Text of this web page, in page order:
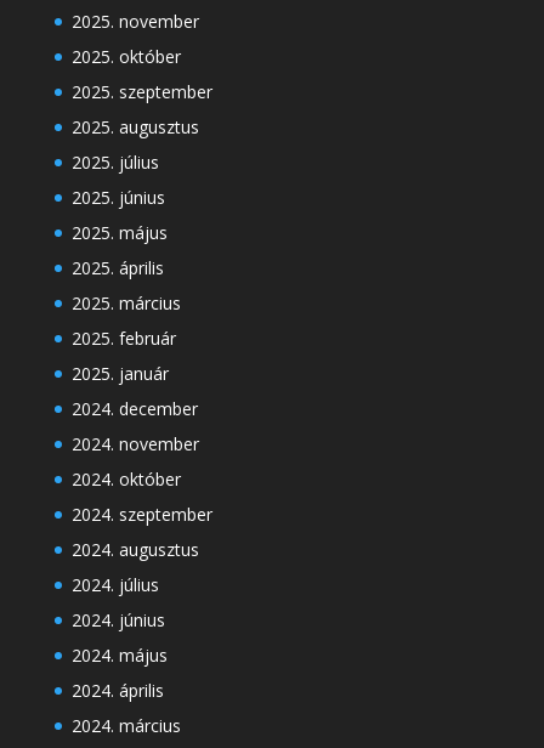
2025. november
2025. október
2025. szeptember
2025. augusztus
2025. július
2025. június
2025. május
2025. április
2025. március
2025. február
2025. január
2024. december
2024. november
2024. október
2024. szeptember
2024. augusztus
2024. július
2024. június
2024. május
2024. április
2024. március